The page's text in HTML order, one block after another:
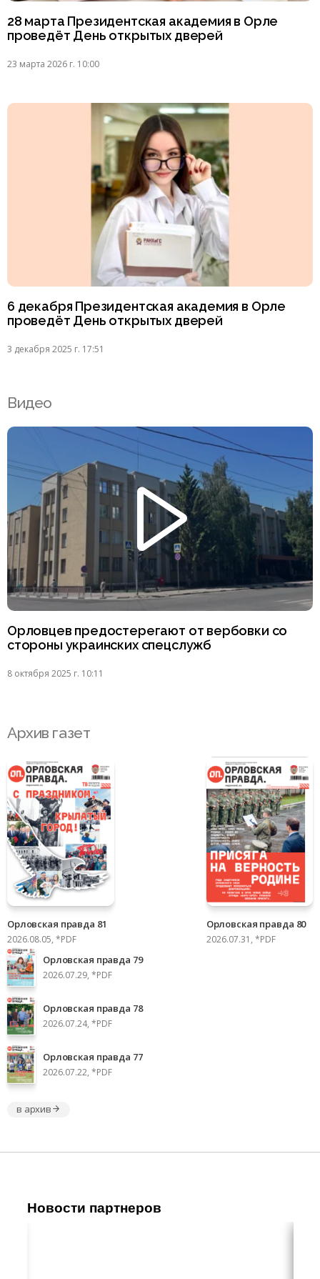
28 марта Президентская академия в Орле
проведёт День открытых дверей
23 марта 2026 г. 10:00
6 декабря Президентская академия в Орле
проведёт День открытых дверей
3 декабря 2025 г. 17:51
Видео
Орловцев предостерегают от вербовки со
стороны украинских спецслужб
8 октября 2025 г. 10:11
Архив газет
Орловская правда 81
2026.08.05, *PDF
Орловская правда 80
2026.07.31, *PDF
Орловская правда 79
2026.07.29, *PDF
Орловская правда 78
2026.07.24, *PDF
Орловская правда 77
2026.07.22, *PDF
в архив
Новости партнеров